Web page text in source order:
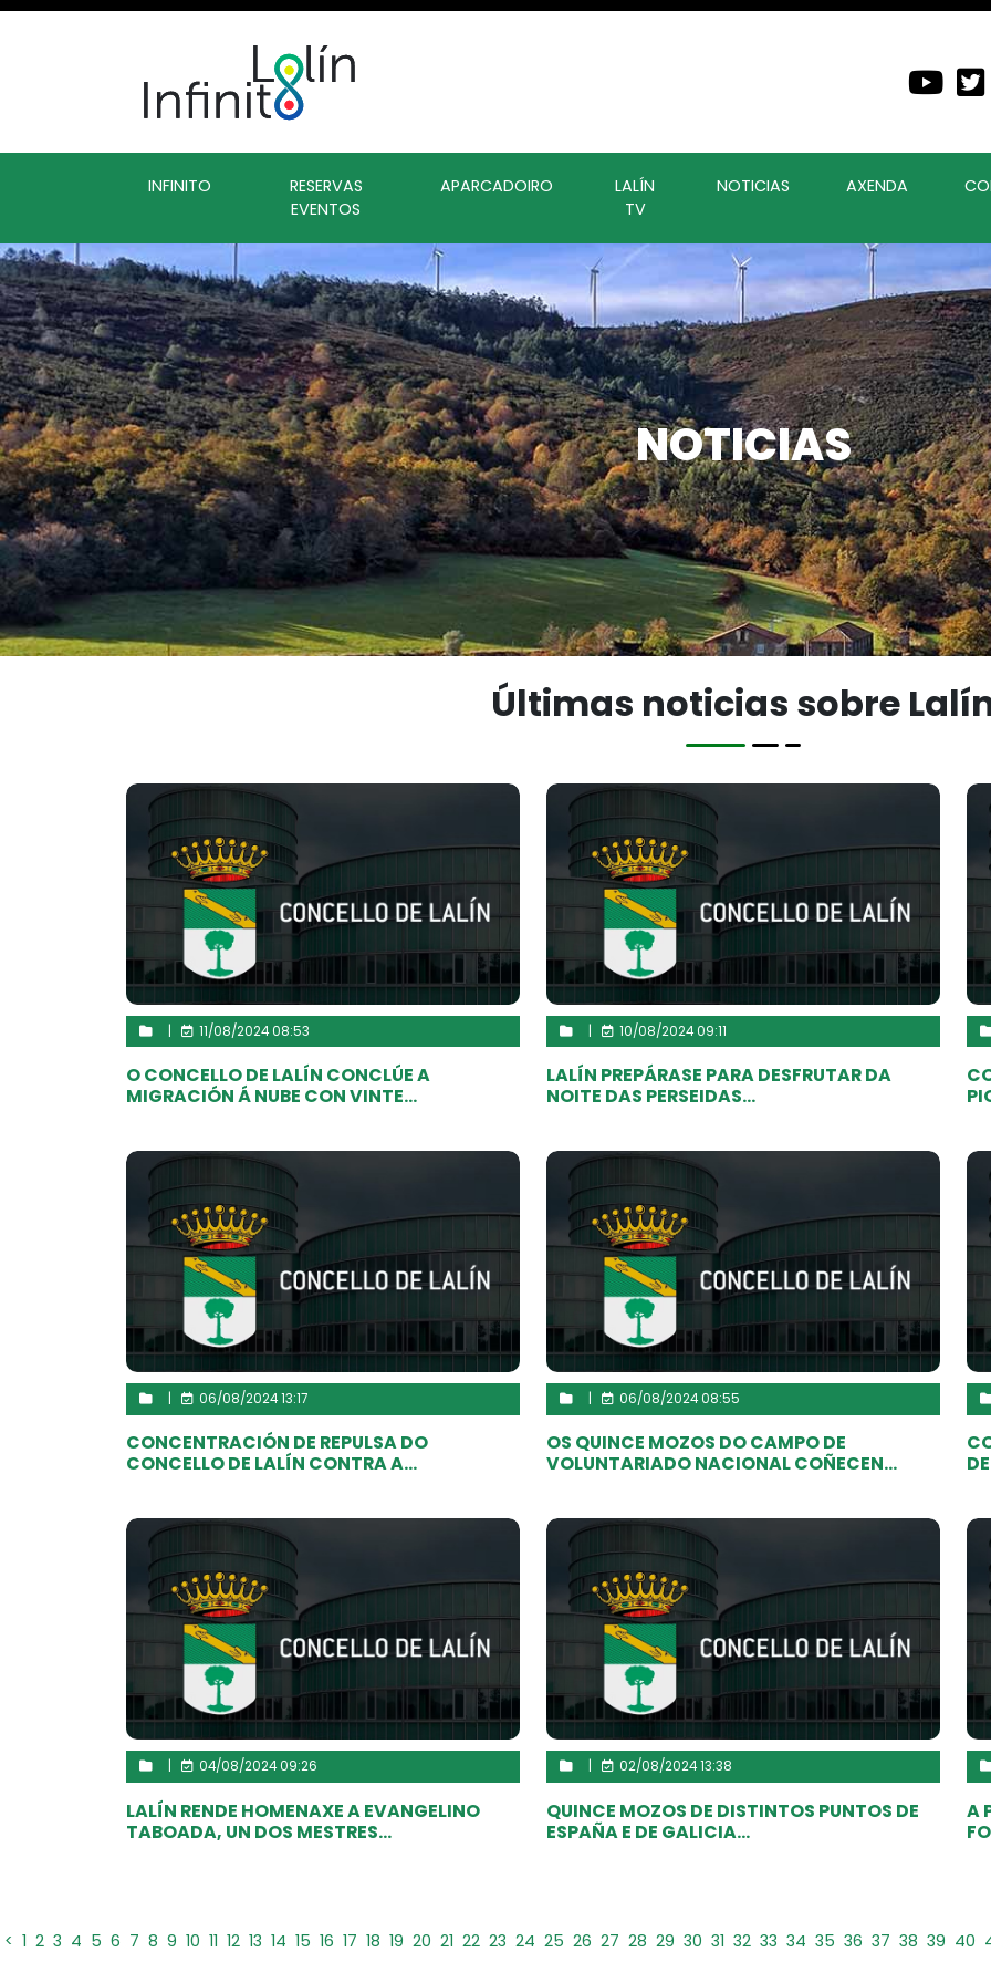
INFINITO
RESERVAS
EVENTOS
APARCADOIRO
LALÍN
TV
NOTICIAS AXENDA
NOTICIAS
Últimas noticias sobre
| 11/08/2024 08:53
O CONCELLO DE LALÍN CONCLÚE A
MIGRACIÓN Á NUBE CON VINTE...
| 10/08/2024 09:11
LALÍN PREPÁRASE PARA DESFRUTAR DA
NOITE DAS PERSEIDAS...
06/08/2024 13:17
CONCENTRACIÓN DE REPULSA DO
CONCELLO DE LALÍN CONTRA A...
06/08/2024 08:55
OS QUINCE MOZOS DO CAMPO DE
VOLUNTARIADO NACIONAL COÑECEN...
04/08/2024 09:26
LALÍN RENDE HOMENAXE A EVANGELINO
TABOADA, UN DOS MESTRES...
02/08/2024 13:38
QUINCE MOZOS DE DISTINTOS PUNTOS DE
ESPAÑA E DE GALICIA...
A
< 1 2 3 4 5 6 7 8 9 10 11 12 13 14 15 16 17 18 19 20 21 22 23 24 25 26 27 28 29 30 31 32 33 34 35 36 37 38 39 40